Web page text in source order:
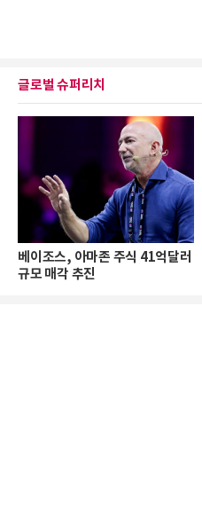
글로벌 슈퍼리치
베이조스, 아마존 주식 41억달러
규모 매각 추진